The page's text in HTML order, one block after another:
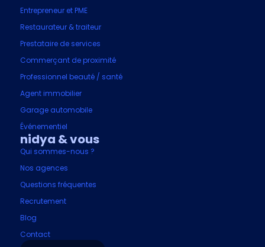
Entrepreneur et PME
Restaurateur & traiteur
Prestataire de services
Commerçant de proximité
Professionnel beauté / santé
Agent immobilier
Garage automobile
Événementiel
nidya & vous
Qui sommes-nous ?
Nos agences
Questions fréquentes
Recrutement
Blog
Contact